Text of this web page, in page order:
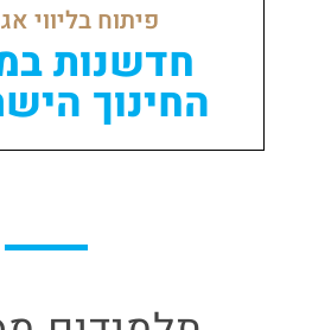
פיתוח בליווי
חדשנות
החינוך